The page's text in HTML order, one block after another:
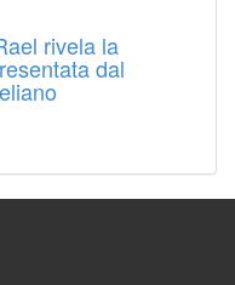
rivela la
dal